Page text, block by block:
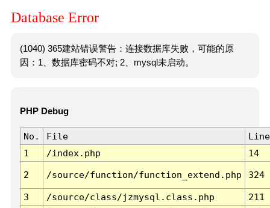
Database Error
(1040) 365建站错误警告：连接数据库失败，可能的原
因：1、数据库密码不对; 2、mysql未启动。
PHP Debug
No. File
Line
1
/index.php 14
2 /source/function/function_extend.php 324
3 /source/class/jzmysql.class.php
211